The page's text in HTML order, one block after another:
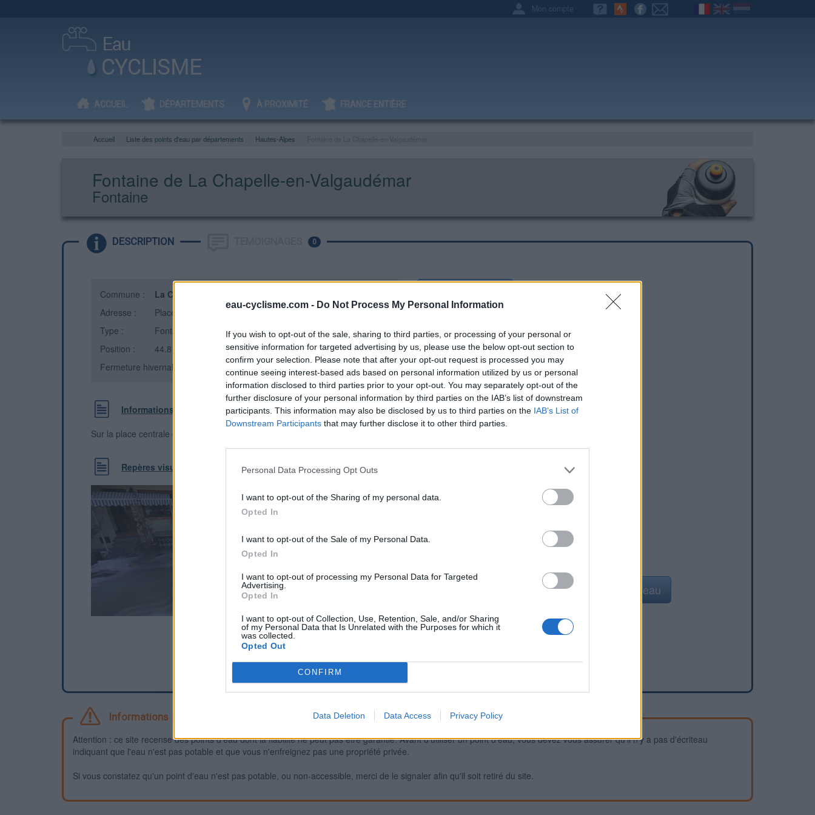
eau-cyclisme.com - Do Not Process My Personal Information
If you wish to opt-out of the sale, sharing to third parties, or processing of your personal or
sensitive information for targeted advertising by us, please use the below opt-out section to
confirm your selection. Please note that after your opt-out request is processed you may
continue seeing interest-based ads based on personal information utilized by us or personal
information disclosed to third parties prior to your opt-out. You may separately opt-out of the
further disclosure of your personal information by third parties on the IAB’s list of downstream
participants. This information may also be disclosed by us to third parties on the IAB’s List of
Downstream Participants that may further disclose it to other third parties.
Personal Data Processing Opt Outs
I want to opt-out of the Sharing of my personal data.
Opted In
I want to opt-out of the Sale of my Personal Data.
Opted In
I want to opt-out of processing my Personal Data for Targeted
Advertising.
Opted In
I want to opt-out of Collection, Use, Retention, Sale, and/or Sharing
of my Personal Data that Is Unrelated with the Purposes for which it
was collected.
Opted Out
CONFIRM
Data Deletion Data Access Privacy Policy
Mon compte
ACCUEIL DÉPARTEMENTS À PROXIMITÉ FRANCE ENTIÈRE
Accueil Liste des points d'eau par départements Hautes-Alpes
Fontaine de La Chapelle-en-Valgaudémar
Fontaine
DESCRIPTION 0
Commune : La Chapelle-en-Valgaudémar
Adresse :
Place René Perrier
Type :
Fontaine
Position :
44.816612°N, 6.195692°E
Fermeture hivernale : information inconnue
Informations complémentaires
Sur la place centrale du village devant le restaurant "Sur le tout"
Repères visuels
Ajouter un point d'eau
Informations
Attention : ce site recense des points d'eau dont la fiabilité ne peut pas être garantie. Avant d'utiliser un point d'eau, vous devez vous assurer qu'il n'y a pas d'écriteau
indiquant que l'eau n'est pas potable et que vous n'enfreignez pas une propriété privée.
Si vous constatez qu'un point d'eau n'est pas potable, ou non-accessible, merci de le signaler afin qu'il soit retiré du site.